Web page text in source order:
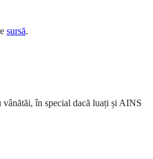
sursă.
vânătăi, în special dacă luați și AINS